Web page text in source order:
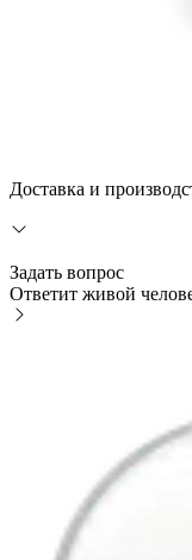
Доставка и
Задать вопрос
Ответит живой